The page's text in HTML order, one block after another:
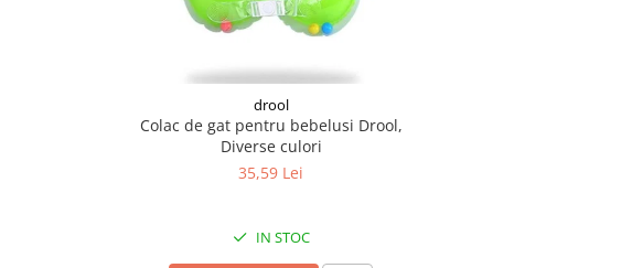
drool
Colac de gat pentru bebelusi Drool,
Diverse culori
35,59 Lei
IN STOC